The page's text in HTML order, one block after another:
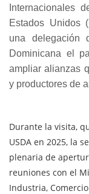
Internacionales
Estados Unidos
una delegación
Dominicana el
ampliar alianzas
y productores de
Durante la visita,
USDA en 2025, la
plenaria de
reuniones con el
Industria,